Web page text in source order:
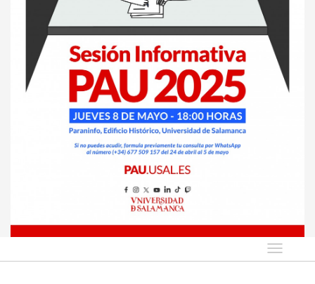
Idioma